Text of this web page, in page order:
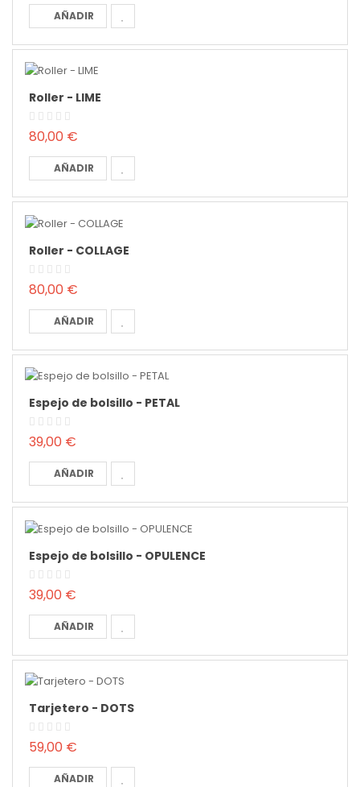
AÑADIR
Roller - LIME
80,00 €
AÑADIR
Roller - COLLAGE
80,00 €
AÑADIR
Espejo de bolsillo - PETAL
39,00 €
AÑADIR
Espejo de bolsillo - OPULENCE
39,00 €
AÑADIR
Tarjetero - DOTS
59,00 €
AÑADIR